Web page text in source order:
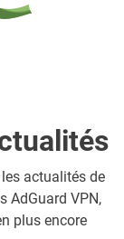
actualités de
AdGuard VPN,
plus encore